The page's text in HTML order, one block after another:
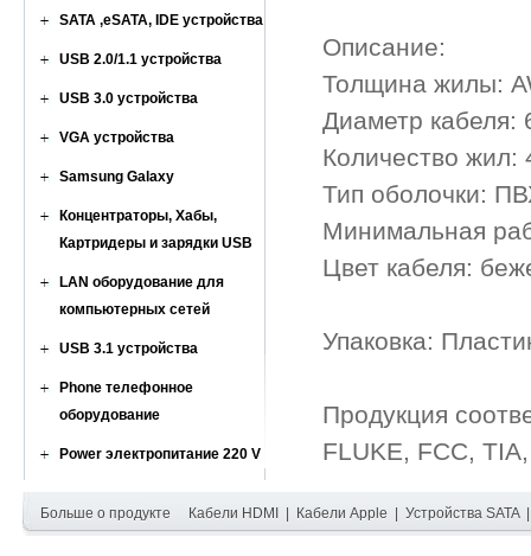
SATA ,eSATA, IDE устройства
USB 2.0/1.1 устройства
USB 3.0 устройства
VGA устройства
Samsung Galaxy
Концентраторы, Хабы,
Картридеры и зарядки USB
LAN оборудование для
компьютерных сетей
USB 3.1 устройства
Phone телефонное
оборудование
Power электропитание 220 V
Описание:
Толщина жилы:
Диаметр кабеля:
Количество жил:
Тип оболочки:
Минимальная
Цвет кабеля:
Упаковка:
Продукция
FLUKE, FCC,
Больше о продукте Кабели HDMI Кабели Apple Устройства SATA